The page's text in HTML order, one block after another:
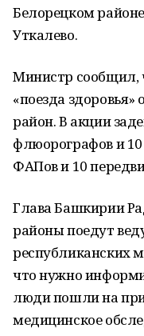
Белорецком
Уткалево.
Министр сообщил,
«поезда
район. В акции
флюорографов и
ФАПов и 10
Глава Башкирии
районы поедут
республиканских
что нужно
люди пошли на
медицинское